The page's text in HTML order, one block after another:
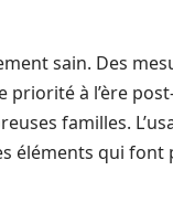
sain. Des
priorité à l’ère
familles.
éléments qui font